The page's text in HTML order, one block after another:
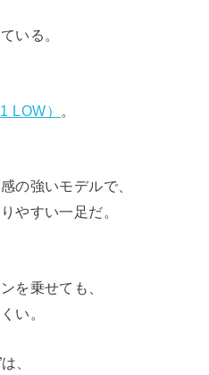
いる。
LOW）
。
の強いモデルで、
やすい一足だ。
を乗せても、
い。
は、